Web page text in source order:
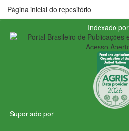
Página inicial do repositório
Indexado por
Suportado por